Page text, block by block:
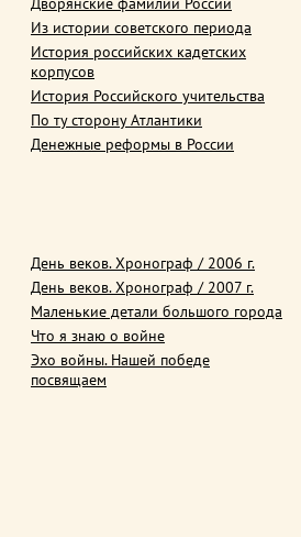
Из истории советского периода
История российских кадетских
корпусов
История Российского учительства
По ту сторону Атлантики
Денежные реформы в России
День веков. Хронограф / 2006 г.
День веков. Хронограф / 2007 г.
Маленькие детали большого города
Что я знаю о войне
Эхо войны. Нашей победе
посвящаем